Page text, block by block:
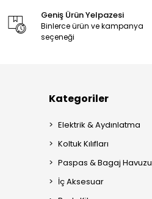
Geniş Ürün Yelpazesi
Binlerce ürün ve kampanya
seçeneği
Kategoriler
Elektrik & Aydınlatma
Koltuk Kılıfları
Paspas & Bagaj Havuzu
İç Aksesuar